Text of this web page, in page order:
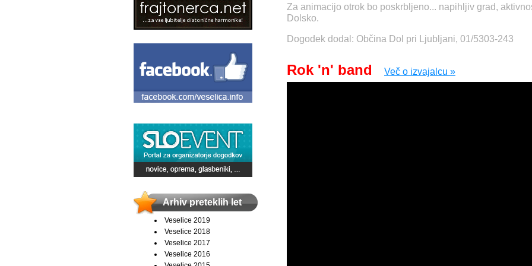
Arhiv preteklih let
Veselice 2019
Veselice 2018
Veselice 2017
Veselice 2016
Za animacijo otrok bo poskrbljeno... napihljiv grad,
Dolsko.
Dogodek dodal: Občina Dol pri Ljubljani, 01/5303-243
Rok 'n' band Več o izvajalcu »